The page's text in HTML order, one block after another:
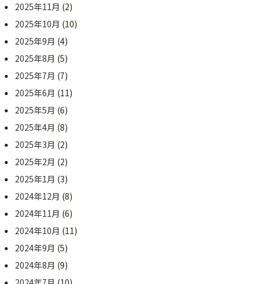
2025年11月 (2)
2025年10月 (10)
2025年9月 (4)
2025年8月 (5)
2025年7月 (7)
2025年6月 (11)
2025年5月 (6)
2025年4月 (8)
2025年3月 (2)
2025年2月 (2)
2025年1月 (3)
2024年12月 (8)
2024年11月 (6)
2024年10月 (11)
2024年9月 (5)
2024年8月 (9)